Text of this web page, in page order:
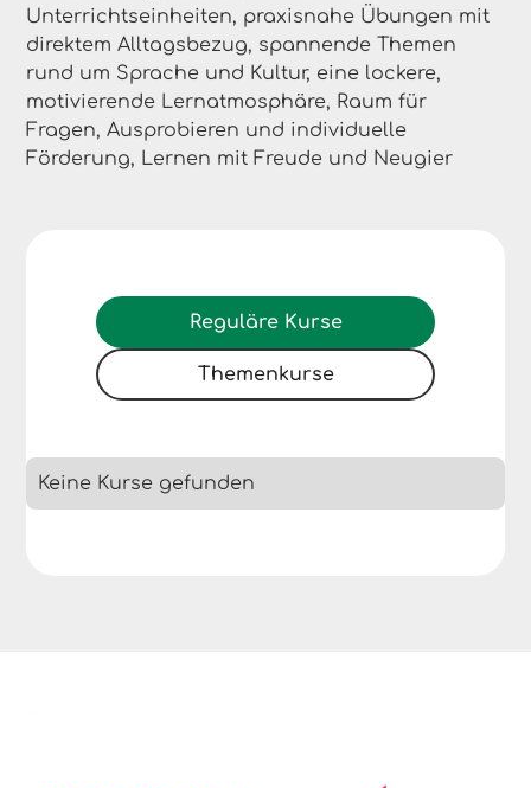
Unterrichtseinheiten, praxisnahe Übungen mit
direktem Alltagsbezug, spannende Themen
rund um Sprache und Kultur, eine lockere,
motivierende Lernatmosphäre, Raum für
Fragen, Ausprobieren und individuelle
Förderung, Lernen mit Freude und Neugier
Reguläre Kurse
Themenkurse
Keine Kurse gefunden